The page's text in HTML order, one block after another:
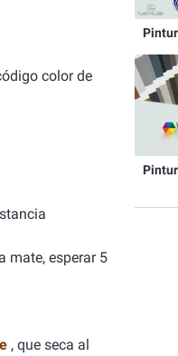
color de
mate, esperar 5
, que seca al